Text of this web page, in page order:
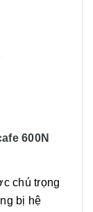
600N
chú trọng
bị hệ